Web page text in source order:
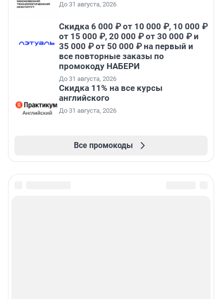
До 31 августа, 2026
Скидка 6 000 ₽ от 10 000 ₽, 10 000 ₽
от 15 000 ₽, 20 000 ₽ от 30 000 ₽ и
35 000 ₽ от 50 000 ₽ на первый и
все повторные заказы по
промокоду НАБЕРИ
До 31 августа, 2026
Скидка 11% на все курсы
английского
До 31 августа, 2026
Все промокоды